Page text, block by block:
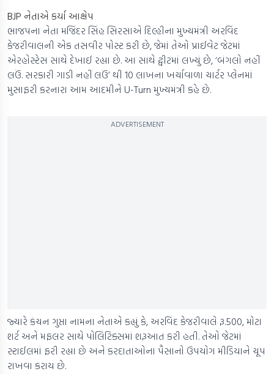
BJP નેતાએ કર્યા આક્ષેપ
ભાજપના નેતા મજિંદર સિંહ સિરસાએ દિલ્હીના મુખ્યમંત્રી અરવિંદ
કેજરીવાલની એક તસવીર પોસ્ટ કરી છે, જેમાં તેઓ પ્રાઈવેટ જેટમાં
એરહોસ્ટેસ સાથે દેખાઈ રહ્યા છે. આ સાથે ટ્વીટમાં લખ્યું છે, ‘બંગલો નહીં
લઉં. સરકારી ગાડી નહીં લઉં’ થી 10 લાખના ખર્ચાવાળા ચાર્ટર પ્લેનમાં
મુસાફરી કરનારા આમ આદમીને U-Turn મુખ્યમંત્રી કહે છે.
ADVERTISEMENT
જ્યારે કંચન ગુપ્તા નામના નેતાએ કહ્યું કે, અરવિંદ કેજરીવાલે રૂ.500, મોટા
શર્ટ અને મફલર સાથે પોલિટિક્સમાં શરૂઆત કરી હતી. તેઓ જેટમાં
સ્ટાઈલમાં ફરી રહ્યા છે અને કરદાતાઓના પૈસાનો ઉપયોગ મીડિયાને ચૂપ
રાખવા કરાય છે.